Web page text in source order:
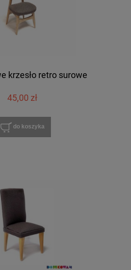
krzesło retro surowe
45,00 zł
do koszyka